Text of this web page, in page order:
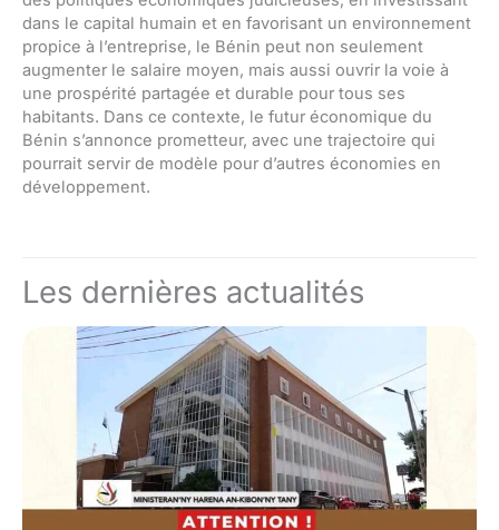
dans le capital humain et en favorisant un environnement
propice à l’entreprise, le Bénin peut non seulement
augmenter le salaire moyen, mais aussi ouvrir la voie à
une prospérité partagée et durable pour tous ses
habitants. Dans ce contexte, le futur économique du
Bénin s’annonce prometteur, avec une trajectoire qui
pourrait servir de modèle pour d’autres économies en
développement.
Les dernières actualités